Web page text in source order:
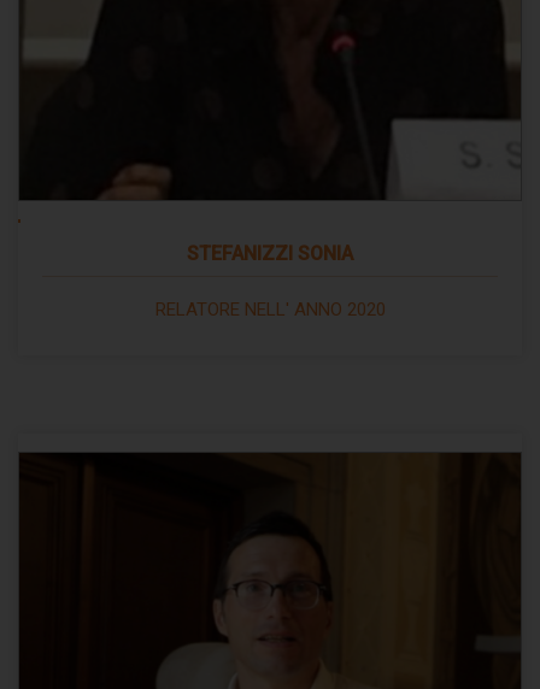
STEFANIZZI SONIA
RELATORE NELL' ANNO 2020